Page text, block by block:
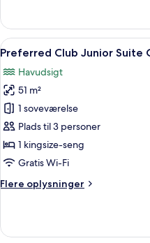
Suite
Garden
View
Indlæs
alle
billeder
af
Preferred
Club
Junior
Suite
View
8
Preferred Club Junior Suite
Havudsigt
51 m²
1 soveværelse
Plads til 3 personer
1 kingsize-seng
Gratis Wi-Fi
Flere oplysninger
Flere
Club